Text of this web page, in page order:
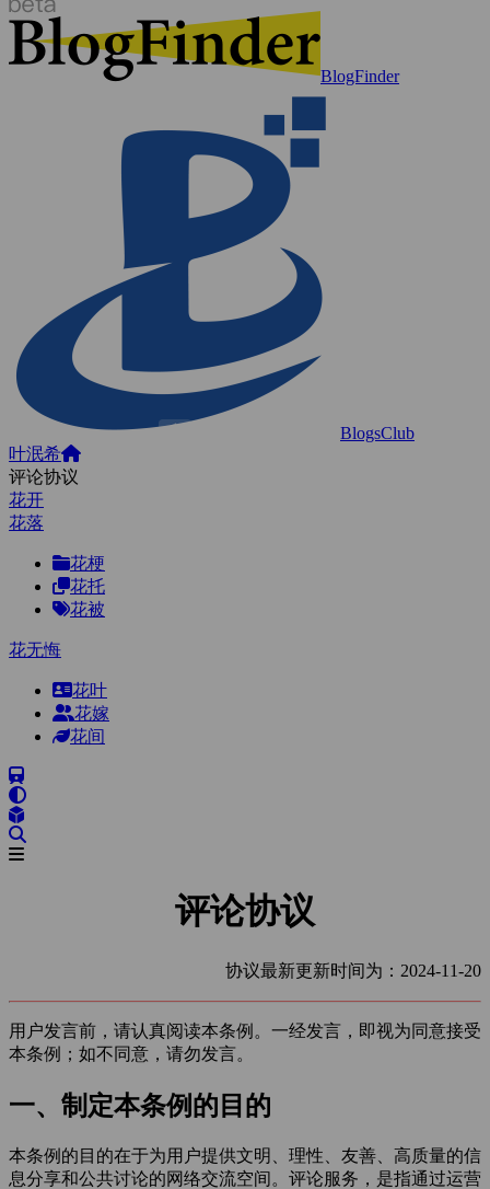
BlogFinder
BlogsClub
叶泯希
评论协议
花开
花落
花梗
花托
花被
花无悔
花叶
花嫁
花间
评论协议
协议最新更新时间为：2024-11-20
用户发言前，请认真阅读本条例。一经发言，即视为同意接受
本条例；如不同意，请勿发言。
一、制定本条例的目的
本条例的目的在于为用户提供文明、理性、友善、高质量的信
息分享和公共讨论的网络交流空间。评论服务，是指通过运营